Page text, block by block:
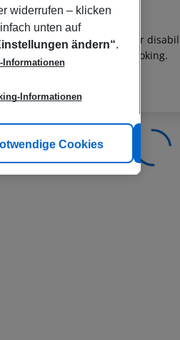
with reduced mobility or
before confirming your booking.
widerrufen – klicken
unten auf
ändern“.
Informationen
Informationen
anpassenCookies